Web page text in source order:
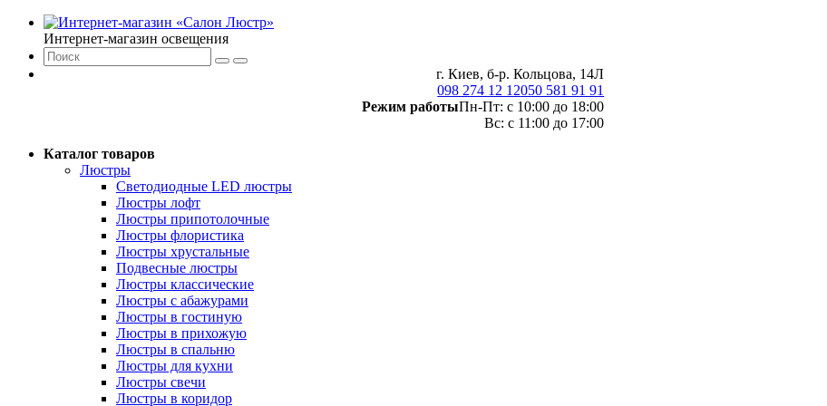
Интернет-магазин освещения
г. Киев, б-р. Кольцова, 14Л
098 274 12 12050 581 91 91
Режим работыПн-Пт: с 10:00 до 18:00
Вс: с 11:00 до 17:00
Каталог товаров
Люстры
Светодиодные LED люстры
Люстры лофт
Люстры припотолочные
Люстры флористика
Люстры хрустальные
Подвесные люстры
Люстры классические
Люстры с абажурами
Люстры в гостиную
Люстры в прихожую
Люстры в спальню
Люстры для кухни
Люстры свечи
Люстры в коридор